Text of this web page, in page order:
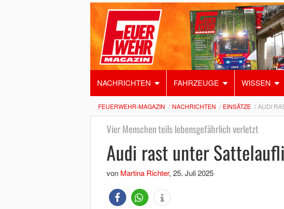
NACHRICHTEN FAHRZEUGE WISSEN
FEUERWEHR-MAGAZIN NACHRICHTEN EINSÄTZE AUDI
Vier Menschen teils lebensgefährlich verletzt
Audi rast unter
von Martina Richter, 25. Juli 2025